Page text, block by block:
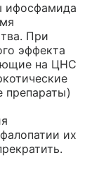
ифосфамида
При
эффекта
на ЦНС
препараты)
их